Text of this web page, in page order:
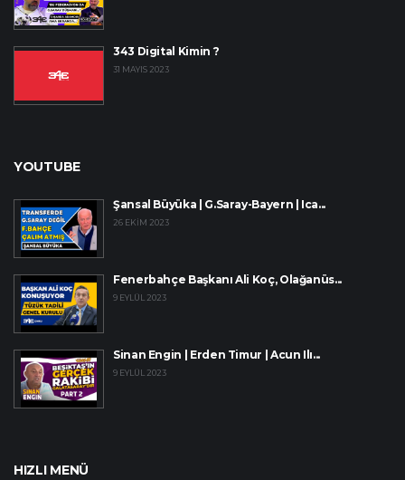
343 Digital Kimin ?
31 MAYIS 2023
YOUTUBE
Şansal Büyüka | G.Saray-Bayern | Ica...
26 EKIM 2023
Fenerbahçe Başkanı Ali Koç, Olağanüs...
9 EYLÜL 2023
Sinan Engin | Erden Timur | Acun Ilı...
9 EYLÜL 2023
HIZLI MENÜ